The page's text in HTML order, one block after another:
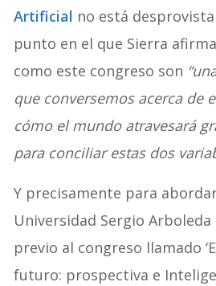
Artificial no está
punto en el que Sierra
como este congreso son
que conversemos acerca de
cómo el mundo atravesará
para conciliar estas dos
Y precisamente para
Universidad Sergio
previo al congreso llamado
futuro: prospectiva e